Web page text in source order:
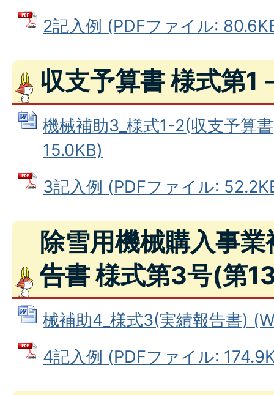
2記入例 (PDFファイル:
収支予算書 様式第1
機械補助3_様式1-2(収支予算
15.0KB)
3記入例 (PDFファイル:
除雪用機械購入事
告書 様式第3号(第
械補助4_様式3(実績報告書)
4記入例 (PDFファイル: